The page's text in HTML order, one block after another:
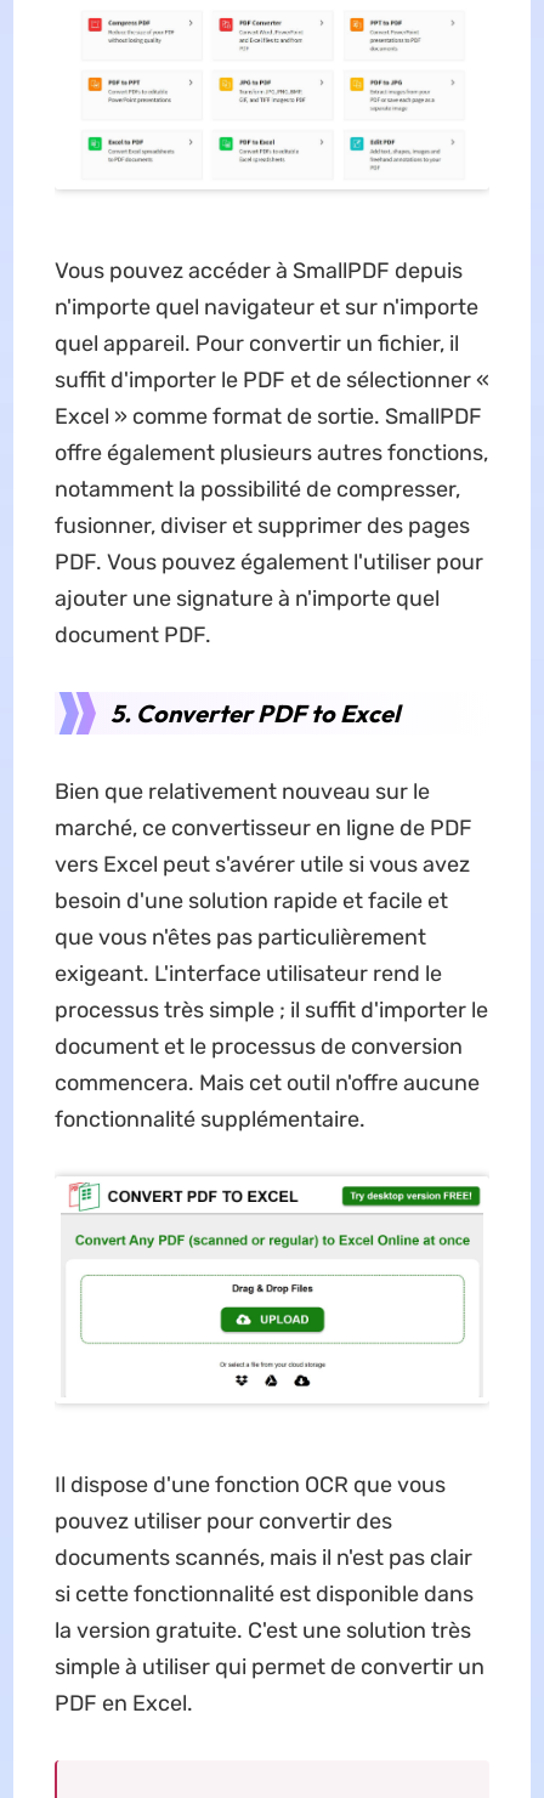
Vous pouvez accéder à SmallPDF depuis
n'importe quel navigateur et sur n'importe
quel appareil. Pour convertir un fichier, il
suffit d'importer le PDF et de sélectionner «
Excel » comme format de sortie. SmallPDF
offre également plusieurs autres fonctions,
notamment la possibilité de compresser,
fusionner, diviser et supprimer des pages
PDF. Vous pouvez également l'utiliser pour
ajouter une signature à n'importe quel
document PDF.
5. Converter PDF to Excel
Bien que relativement nouveau sur le
marché, ce convertisseur en ligne de PDF
vers Excel peut s'avérer utile si vous avez
besoin d'une solution rapide et facile et
que vous n'êtes pas particulièrement
exigeant. L'interface utilisateur rend le
processus très simple ; il suffit d'importer le
document et le processus de conversion
commencera. Mais cet outil n'offre aucune
fonctionnalité supplémentaire.
Il dispose d'une fonction OCR que vous
pouvez utiliser pour convertir des
documents scannés, mais il n'est pas clair
si cette fonctionnalité est disponible dans
la version gratuite. C'est une solution très
simple à utiliser qui permet de convertir un
PDF en Excel.